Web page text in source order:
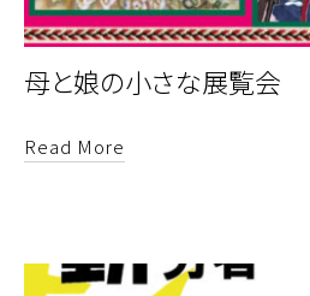
母と娘の小さな展覧会
Read More